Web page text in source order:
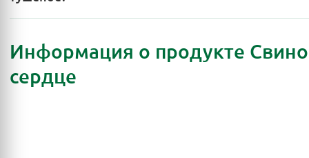
Информация о продукте
сердце